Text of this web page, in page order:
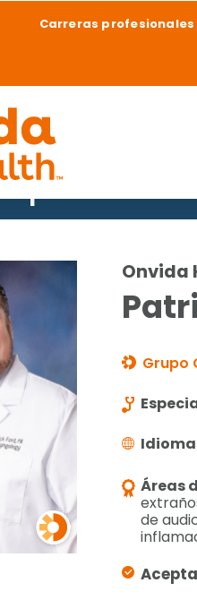
Carreras profesionales
podemos
proveedor
Onvida
Grupo
Áreas
de